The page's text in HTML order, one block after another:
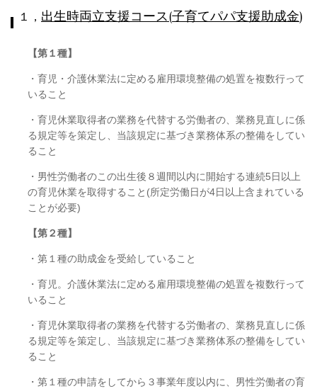
１， 出生時両立支援コース(子育てパパ支援助成金)
【第１種】
・育児・介護休業法に定める雇用環境整備の処置を複数行って
いること
・育児休業取得者の業務を代替する労働者の、業務見直しに係
る規定等を策定し、当該規定に基づき業務体系の整備をしてい
ること
・男性労働者のこの出生後８週間以内に開始する連続5日以上
の育児休業を取得すること (所定労働日が4日以上含まれている
ことが必要)
【第２種】
・第１種の助成金を受給していること
・育児。介護休業法に定める雇用環境整備の処置を複数行って
いること
・育児休業取得者の業務を代替する労働者の、業務見直しに係
る規定等を策定し、当該規定に基づき業務体系の整備をしてい
ること
・第１種の申請をしてから３事業年度以内に、男性労働者の育